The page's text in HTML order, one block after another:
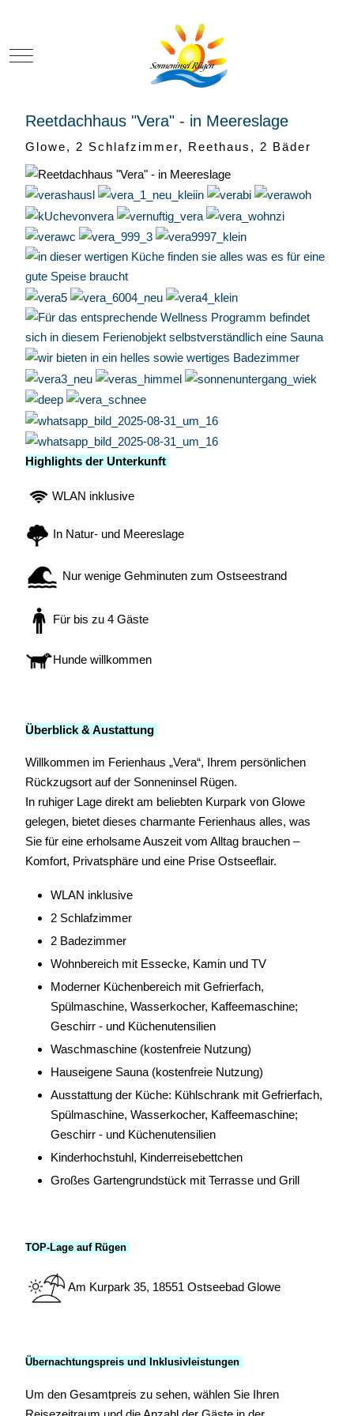
Mobile Menu Toggle
Reetdachhaus "Vera" - in Meereslage
Glowe, 2 Schlafzimmer, Reethaus, 2 Bäder
Highlights der Unterkunft
WLAN inklusive
In Natur- und Meereslage
Nur wenige Gehminuten zum Ostseestrand
Für bis zu 4 Gäste
Hunde willkommen
Überblick & Austattung
Willkommen im Ferienhaus „Vera“, Ihrem persönlichen
Rückzugsort auf der Sonneninsel Rügen.
In ruhiger Lage direkt am beliebten Kurpark von Glowe
gelegen, bietet dieses charmante Ferienhaus alles, was
Sie für eine erholsame Auszeit vom Alltag brauchen –
Komfort, Privatsphäre und eine Prise Ostseeflair.
WLAN inklusive
2 Schlafzimmer
2 Badezimmer
Wohnbereich mit Essecke, Kamin und TV
Moderner Küchenbereich mit Gefrierfach,
Spülmaschine, Wasserkocher, Kaffeemaschine;
Geschirr - und Küchenutensilien
Waschmaschine (kostenfreie Nutzung)
Hauseigene Sauna (kostenfreie Nutzung)
Ausstattung der Küche: Kühlschrank mit Gefrierfach,
Spülmaschine, Wasserkocher, Kaffeemaschine;
Geschirr - und Küchenutensilien
Kinderhochstuhl, Kinderreisebettchen
Großes Gartengrundstück mit Terrasse und Grill
TOP-Lage auf Rügen
Am Kurpark 35, 18551 Ostseebad Glowe
Übernachtungspreis und Inklusivleistungen
Um den Gesamtpreis zu sehen, wählen Sie Ihren